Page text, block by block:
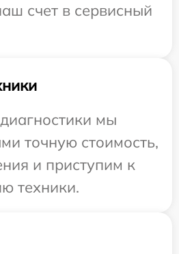
счет в сервисный
мы
точную стоимость,
и приступим к
техники.